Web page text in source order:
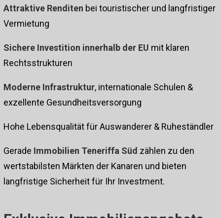
Attraktive Renditen bei touristischer und langfristiger
Vermietung
Sichere Investition innerhalb der EU mit klaren
Rechtsstrukturen
Moderne Infrastruktur, internationale Schulen &
exzellente Gesundheitsversorgung
Hohe Lebensqualität für Auswanderer & Ruheständler
Gerade Immobilien Teneriffa Süd zählen zu den
wertstabilsten Märkten der Kanaren und bieten
langfristige Sicherheit für Ihr Investment.